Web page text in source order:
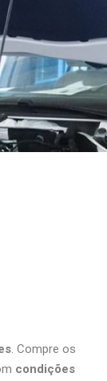
. Compre os
condições